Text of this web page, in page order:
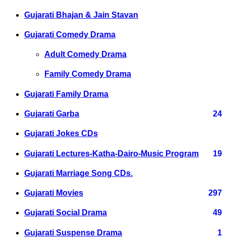
Gujarati Bhajan & Jain Stavan
Gujarati Comedy Drama
Adult Comedy Drama
Family Comedy Drama
Gujarati Family Drama
Gujarati Garba 24
Gujarati Jokes CDs
Gujarati Lectures-Katha-Dairo-Music Program 19
Gujarati Marriage Song CDs.
Gujarati Movies 297
Gujarati Social Drama 49
Gujarati Suspense Drama 1